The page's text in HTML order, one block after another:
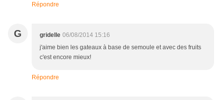
Répondre
G gridelle 06/08/2014 15:16
j'aime bien les gateaux à base de semoule et avec des fruits
c'est encore mieux!
Répondre